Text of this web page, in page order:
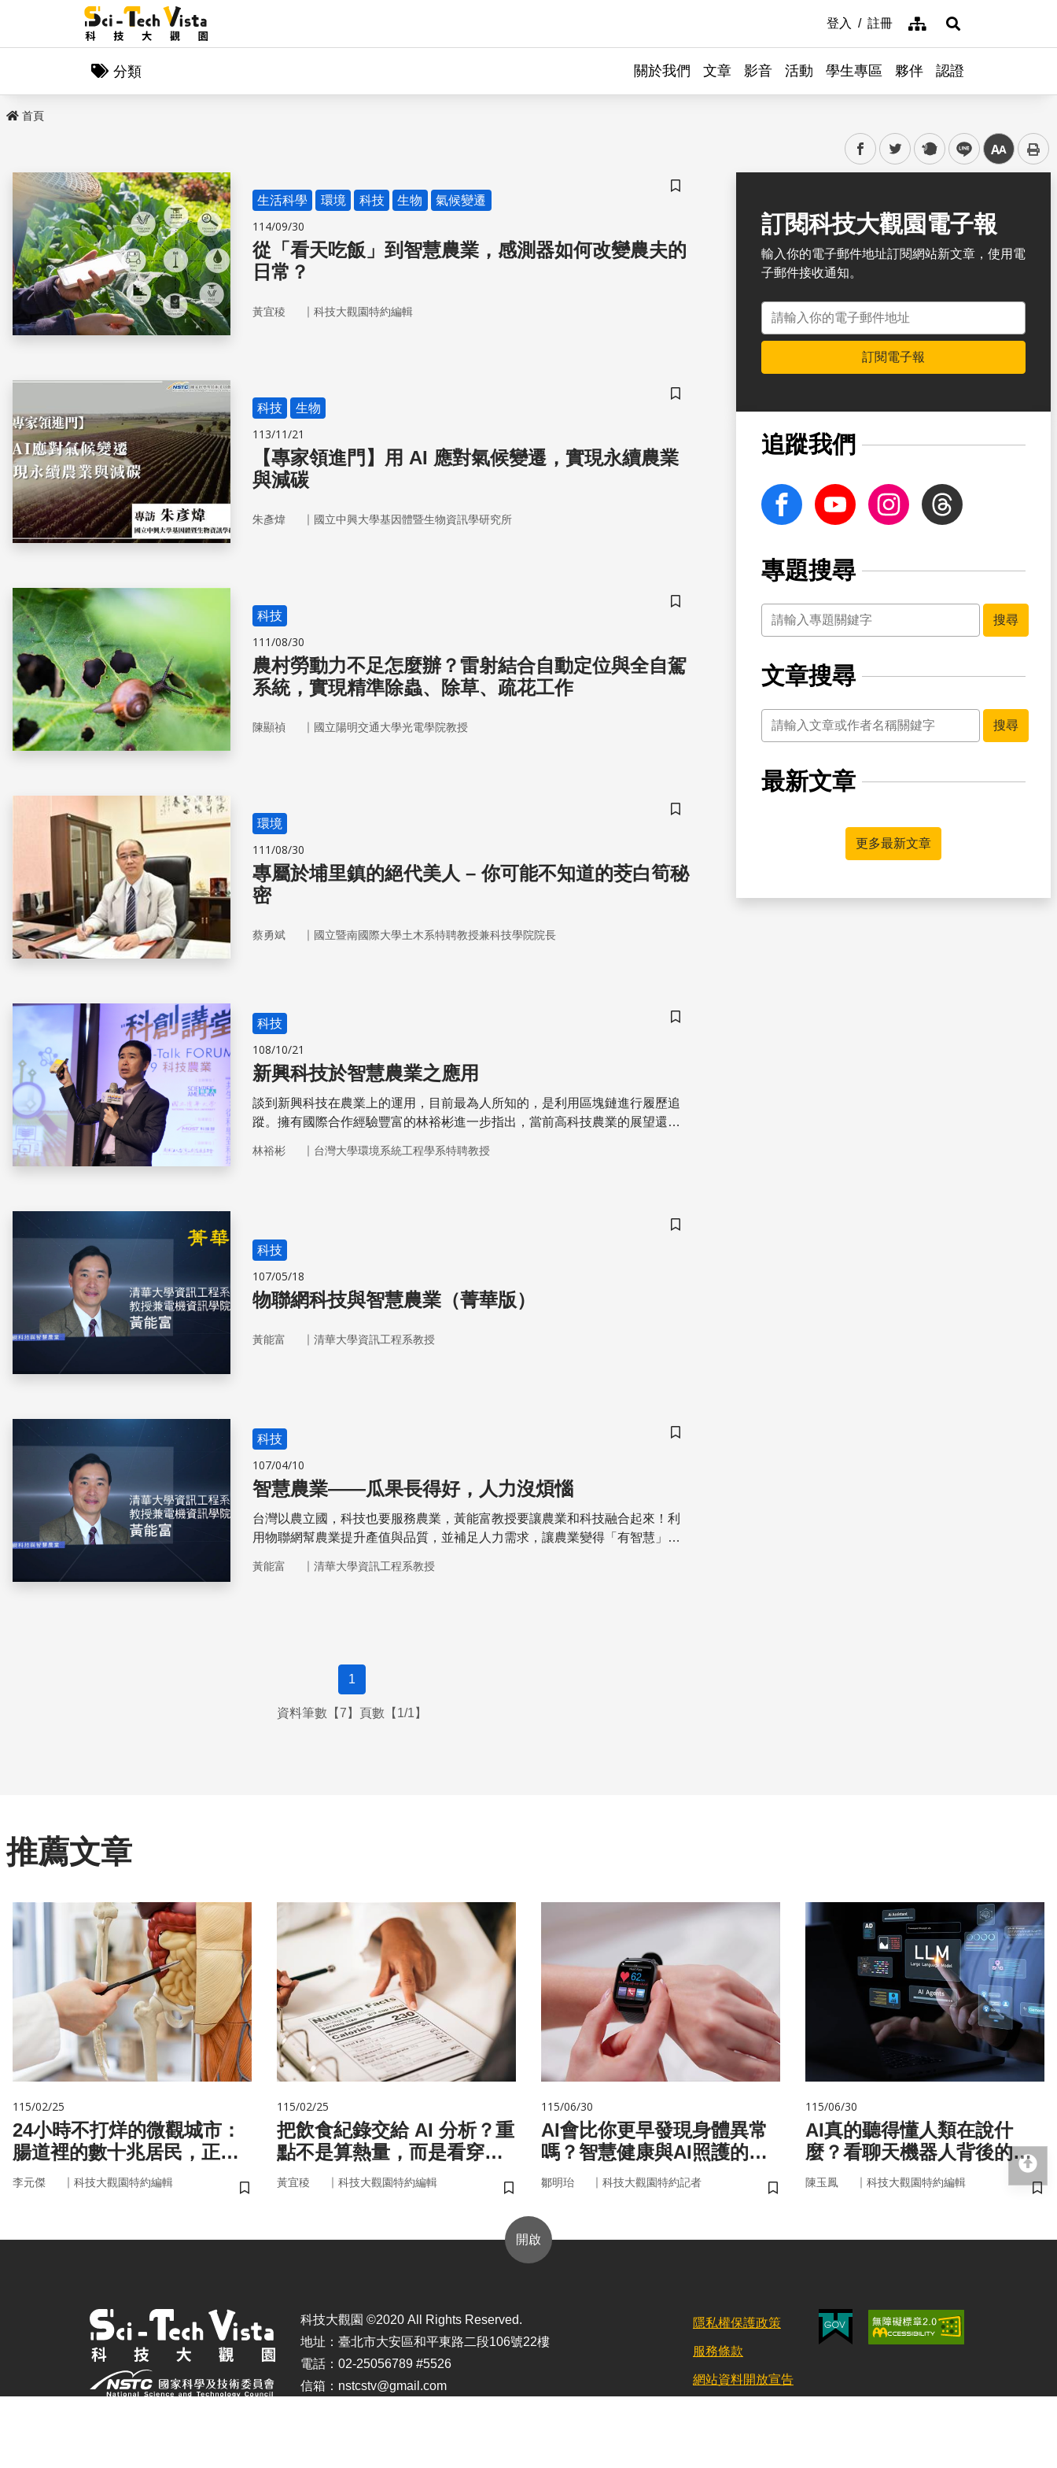
登入 註冊 網站導覽展開搜尋
分類 關於我們 文章 影音 活動 學生專區 夥伴 認證
首頁
facebooktwitter plurk line 中
儲存書籤
生活科學 環境 科技 生物 氣候變遷
114/09/30
從「看天吃飯」到智慧農業，感測器如何改變農夫的
日常？
黃宜稜 ｜ 科技大觀園特約編輯
儲存書籤
科技 生物
113/11/21
【專家領進門】用 AI 應對氣候變遷，實現永續農業
與減碳
朱彥煒 ｜ 國立中興大學基因體暨生物資訊學研究所
儲存書籤
科技
111/08/30
農村勞動力不足怎麼辦？雷射結合自動定位與全自駕
系統，實現精準除蟲、除草、疏花工作
陳顯禎 ｜ 國立陽明交通大學光電學院教授
儲存書籤
環境
111/08/30
專屬於埔里鎮的絕代美人 – 你可能不知道的茭白筍秘
密
蔡勇斌 ｜ 國立暨南國際大學土木系特聘教授兼科技學院院長
儲存書籤
科技
108/10/21
新興科技於智慧農業之應用
談到新興科技在農業上的運用，目前最為人所知的，是利用區塊鏈進行履歷追
蹤。擁有國際合作經驗豐富的林裕彬進一步指出，當前高科技農業的展望還包
出最新方向。
林裕彬 ｜ 台灣大學環境系統工程學系特聘教授
儲存書籤
科技
107/05/18
物聯網科技與智慧農業（菁華版）
黃能富 ｜ 清華大學資訊工程系教授
儲存書籤
科技
107/04/10
智慧農業——瓜果長得好，人力沒煩惱
台灣以農立國，科技也要服務農業，黃能富教授要讓農業和科技融合起來！利
用物聯網幫農業提升產值與品質，並補足人力需求，讓農業變得「有智慧」，
黃能富 ｜ 清華大學資訊工程系教授
1
資料筆數【7】頁數【1/1】
訂閱科技大觀園電子報
輸入你的電子郵件地址訂閱網站新文章，使用電
子郵件接收通知。
電子郵件地址
訂閱電子報
追蹤我們
facebook Youtube InstagramThreads
專題搜尋
關鍵字
搜尋
文章搜尋
關鍵字
搜尋
最新文章
更多最新文章
推薦文章
115/02/25
24小時不打烊的微觀城市：
腸道裡的數十兆居民，正悄
悄掌管你的大腦與健康
李元傑 ｜ 科技大觀園特約編輯
儲存書籤
115/02/25
把飲食紀錄交給 AI 分析？重
點不是算熱量，而是看穿你
的「飲食習慣」
黃宜稜 ｜ 科技大觀園特約編輯
儲存書籤
115/06/30
AI會比你更早發現身體異常
嗎？智慧健康與AI照護的未
來
鄒明珆 ｜ 科技大觀園特約記者
儲存書籤
115/06/30
AI真的聽得懂人類在說什
麼？看聊天機器人背後的語
言科技
陳玉鳳 ｜ 科技大觀園特約編輯
儲
開啟
科技大觀園 ©2020 All Rights Reserved.
地址：臺北市大安區和平東路二段106號22樓
電話：02-25056789 #5526
信箱：nstcstv@gmail.com
隱私權保護政策
服務條款
網站資料開放宣告
回